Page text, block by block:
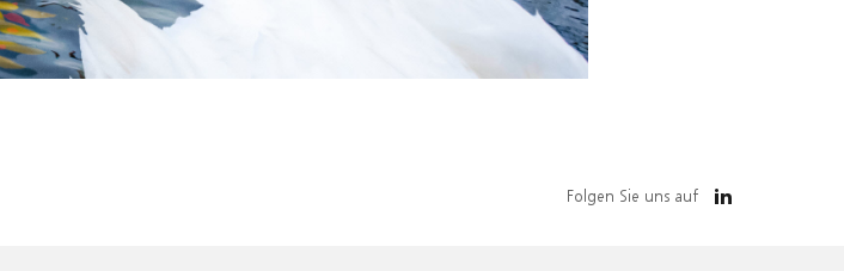
Folgen Sie uns auf